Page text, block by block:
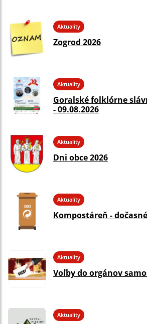
Aktuality
Zogrod 2026
Aktuality
Goralské folklórne
- 09.08.2026
Aktuality
Dni obce 2026
Aktuality
Kompostáreň -
Aktuality
Voľby do orgánov
Aktuality